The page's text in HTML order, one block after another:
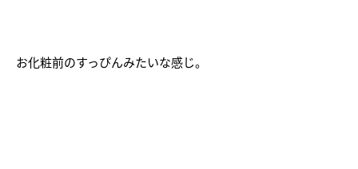
お化粧前のすっぴんみたいな感じ。